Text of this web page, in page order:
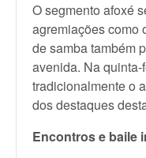
O segmento afoxé
agremiações como
de samba também
avenida. Na
tradicionalmente o
dos destaques
Encontros e baile